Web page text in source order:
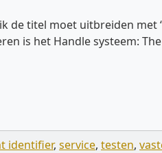
de titel moet uitbreiden
is het Handle systeem:
identifier, service, testen,